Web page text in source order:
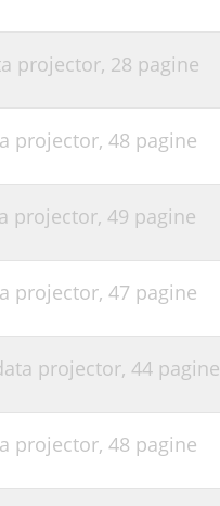
projector, 28 pagine
projector, 48 pagine
projector, 49 pagine
projector, 47 pagine
projector, 44 pagine
projector, 48 pagine